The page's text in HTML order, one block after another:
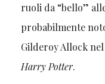
ruoli da “bello”
probabilmente
Gilderoy Allock
Harry Potter.